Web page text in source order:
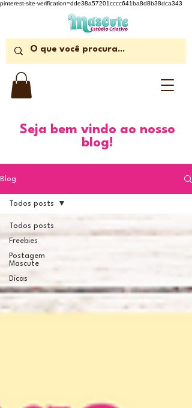
pinterest-site-verification=dde38a57201cccc641ba8d8b38dca343
Seja bem vindo ao nosso
blog!
Blog
Todos posts
Freebies
Postagem
Mascute
Dicas
Todos posts